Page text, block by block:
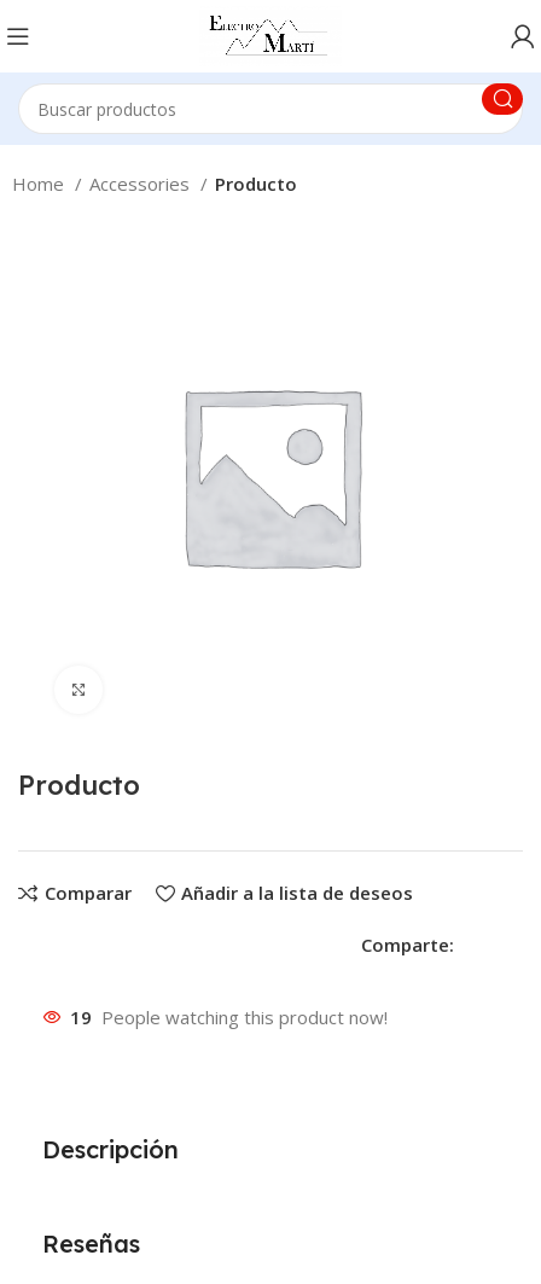
Home Accessories Producto
Producto
Comparar Añadir a la lista de deseos
Comparte:
19 People watching this product now!
Descripción
Reseñas